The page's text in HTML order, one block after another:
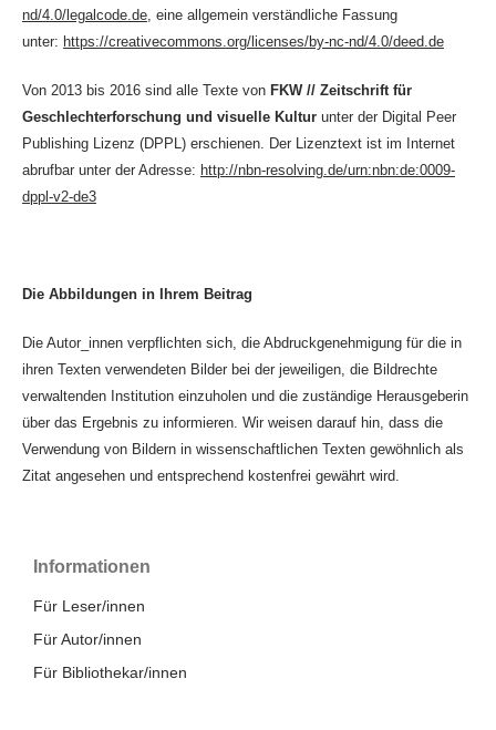
nd/4.0/legalcode.de, eine allgemein verständliche Fassung
unter: https://creativecommons.org/licenses/by-nc-nd/4.0/deed.de
Von 2013 bis 2016 sind alle Texte von FKW // Zeitschrift für
Geschlechterforschung und visuelle Kulturunter der Digital Peer
Publishing Lizenz (DPPL) erschienen. Der Lizenztext ist im Internet
abrufbar unter der Adresse: http://nbn-resolving.de/urn:nbn:de:0009-
dppl-v2-de3
Die Abbildungen in Ihrem Beitrag
Die Autor_innen verpflichten sich, die Abdruckgenehmigung für die in
ihren Texten verwendeten Bilder bei der jeweiligen, die Bildrechte
verwaltenden Institution einzuholen und die zuständige Herausgeberin
über das Ergebnis zu informieren. Wir weisen darauf hin, dass die
Verwendung von Bildern in wissenschaftlichen Texten gewöhnlich als
Zitat angesehen und entsprechend kostenfrei gewährt wird.
Informationen
Für Leser/innen
Für Autor/innen
Für Bibliothekar/innen